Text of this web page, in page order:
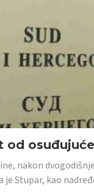
od
nakon
je Stupar, kao